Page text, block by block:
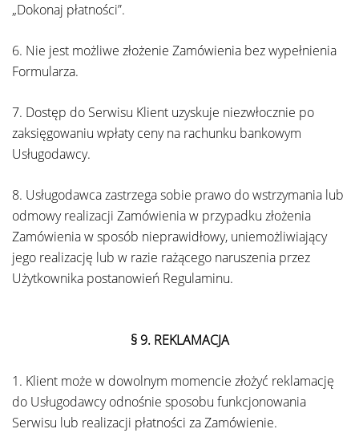
„Dokonaj płatności”.
6. Nie jest możliwe złożenie Zamówienia bez wypełnienia
Formularza.
7. Dostęp do Serwisu Klient uzyskuje niezwłocznie po
zaksięgowaniu wpłaty ceny na rachunku bankowym
Usługodawcy.
8. Usługodawca zastrzega sobie prawo do wstrzymania lub
odmowy realizacji Zamówienia w przypadku złożenia
Zamówienia w sposób nieprawidłowy, uniemożliwiający
jego realizację lub w razie rażącego naruszenia przez
Użytkownika postanowień Regulaminu.
§ 9. REKLAMACJA
1. Klient może w dowolnym momencie złożyć reklamację
do Usługodawcy odnośnie sposobu funkcjonowania
Serwisu lub realizacji płatności za Zamówienie.